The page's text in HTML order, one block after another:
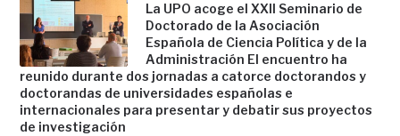
La UPO acoge el XXII Seminario de
Doctorado de la Asociación
Española de Ciencia Política y de la
Administración El encuentro ha
reunido durante dos jornadas a catorce doctorandos y
doctorandas de universidades españolas e
internacionales para presentar y debatir sus proyectos
de investigación